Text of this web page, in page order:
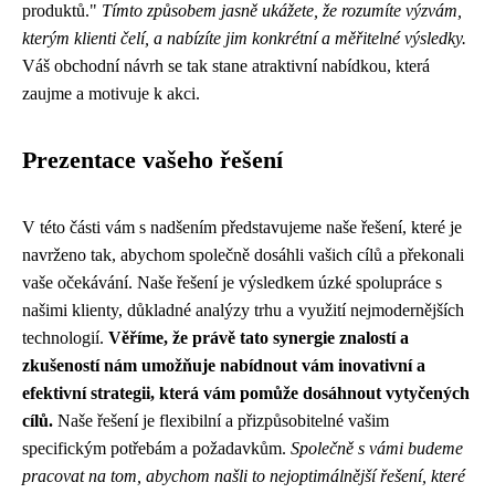
produktů." Tímto způsobem jasně ukážete, že rozumíte výzvám,
kterým klienti čelí, a nabízíte jim konkrétní a měřitelné výsledky.
Váš obchodní návrh se tak stane atraktivní nabídkou, která
zaujme a motivuje k akci.
Prezentace vašeho řešení
V této části vám s nadšením představujeme naše řešení, které je
navrženo tak, abychom společně dosáhli vašich cílů a překonali
vaše očekávání. Naše řešení je výsledkem úzké spolupráce s
našimi klienty, důkladné analýzy trhu a využití nejmodernějších
technologií. Věříme, že právě tato synergie znalostí a
zkušeností nám umožňuje nabídnout vám inovativní a
efektivní strategii, která vám pomůže dosáhnout vytyčených
cílů. Naše řešení je flexibilní a přizpůsobitelné vašim
specifickým potřebám a požadavkům. Společně s vámi budeme
pracovat na tom, abychom našli to nejoptimálnější řešení, které